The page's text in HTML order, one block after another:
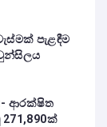
පැළඳීම
ආරක්ෂිත